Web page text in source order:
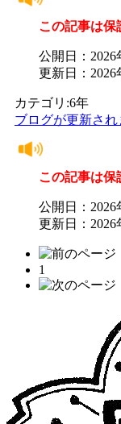
この記事は保
公開日：2026
更新日：2026
カテゴリ:6年
ブログが更新され
この記事は保
公開日：2026
更新日：2026
1